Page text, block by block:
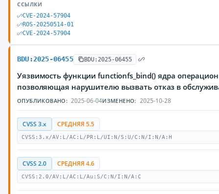
ССЫЛКИ
CVE-2024-57904
ROS-20250514-01
CVE-2024-57904
BDU:2025-06455 BDU:2025-06455
Уязвимость функции functionfs_bind() ядра
позволяющая нарушителю вызвать отказ в
ОПУБЛИКОВАНО: 2025-06-04ИЗМЕНЕНО: 2025-10-28
CVSS 3.x СРЕДНЯЯ 5.5
CVSS:3.x/AV:L/AC:L/PR:L/UI:N/S:U/C:N/I:N/A:H
CVSS 2.0 СРЕДНЯЯ 4.6
CVSS:2.0/AV:L/AC:L/Au:S/C:N/I:N/A:C